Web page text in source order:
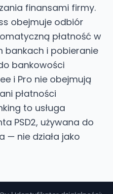
finansami firmy.
obejmuje odbiór
płatność w
bankach i pobieranie
bankowości
i Pro nie obejmują
płatności
to usługa
PSD2, używana do
— nie działa jako